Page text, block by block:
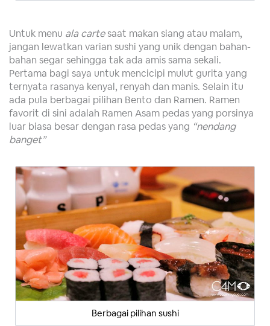
Untuk menu ala cartesaat makan siang atau malam,
jangan lewatkan varian sushi yang unik dengan bahan-
bahan segar sehingga tak ada amis sama sekali.
Pertama bagi saya untuk mencicipi mulut gurita yang
ternyata rasanya kenyal, renyah dan manis. Selain itu
ada pula berbagai pilihan Bento dan Ramen. Ramen
favorit di sini adalah Ramen Asam pedas yang porsinya
luar biasa besar dengan rasa pedas yang “nendang
banget”
Berbagai pilihan sushi